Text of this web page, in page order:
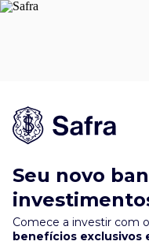
Seu novo
Comece a investir com
benefícios